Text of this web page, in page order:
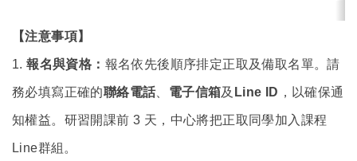
【注意事項】
1.報名與資格： 報名依先後順序排定正取及備取名單。請
務必填寫正確的聯絡電話、 電子信箱及 Line ID ，以確保通
知權益。研習開課前 3 天，中心將把正取同學加入課程
Line群組。